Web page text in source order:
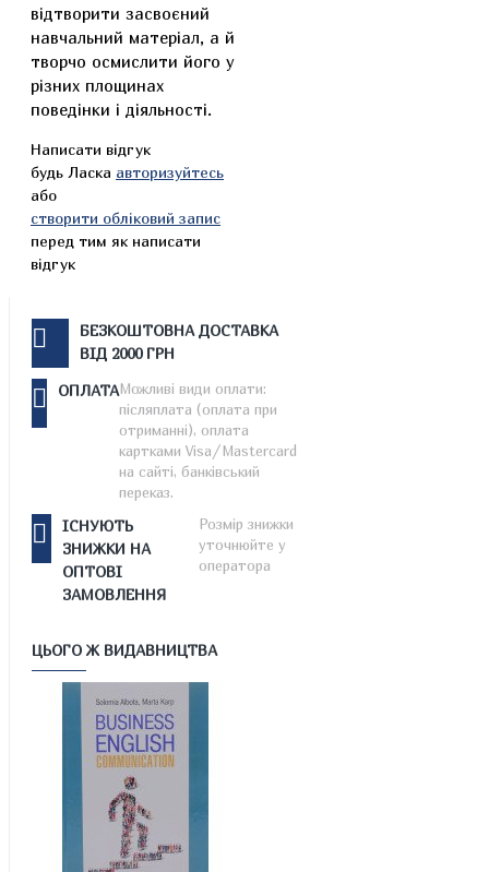
відтворити засвоєний
навчальний матеріал, а й
творчо осмислити його у
різних площинах
поведінки і діяльності.
Написати відгук
будь Ласка авторизуйтесь
або
створити обліковий запис
перед тим як написати
відгук
БЕЗКОШТОВНА ДОСТАВКА
ВІД 2000 ГРН
ОПЛАТАМожливі види оплати:
післяплата (оплата при
отриманні), оплата
картками Visa/Mastercard
на сайті, банківський
переказ.
ІСНУЮТЬ
ЗНИЖКИ НА
ОПТОВІ
ЗАМОВЛЕННЯ
Розмір знижки
уточнюйте у
оператора
ЦЬОГО Ж ВИДАВНИЦТВА